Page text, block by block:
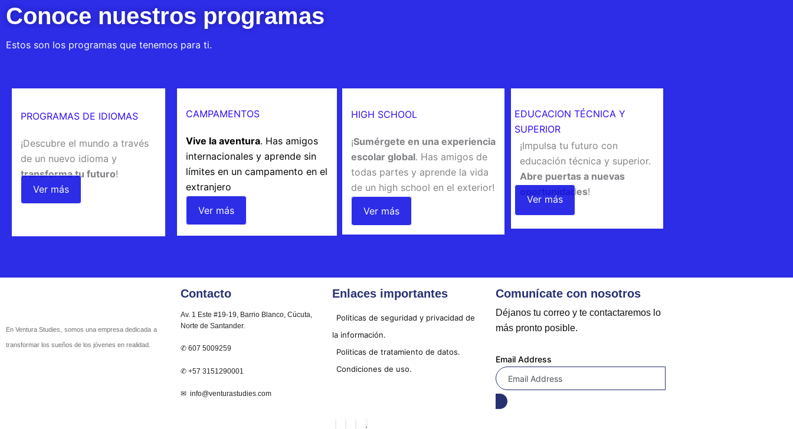
Conoce nuestros programas
Estos son los programas que tenemos para ti.
PROGRAMAS DE IDIOMAS
¡Descubre el mundo a través
de un nuevo idioma y
transforma tu futuro!
Ver más
CAMPAMENTOS
Vive la aventura. Has amigos
internacionales y aprende sin
límites en un campamento en el
extranjero
Ver más
HIGH SCHOOL
¡Sumérgete en una experiencia
escolar global. Has amigos de
todas partes y aprende la vida
de un high school en el exterior!
Ver más
EDUCACION TÉCNICA Y
SUPERIOR
¡Impulsa tu futuro con
educación técnica y superior.
Abre puertas a nuevas
oportunidades!
Ver más
En Ventura Studies, somos una empresa dedicada a
transformar los sueños de los jóvenes en realidad.
Contacto
Av. 1 Este #19-19, Barrio Blanco, Cúcuta,
Norte de Santander.
✆ 607 5009259
✆ +57 3151290001
✉ info@venturastudies.com
Enlaces importantes
Politicas de seguridad y privacidad de
la información.
Politicas de tratamiento de datos.
Condiciones de uso.
Comunícate con nosotros
Déjanos tu correo y te contactaremos lo
más pronto posible.
Email Address